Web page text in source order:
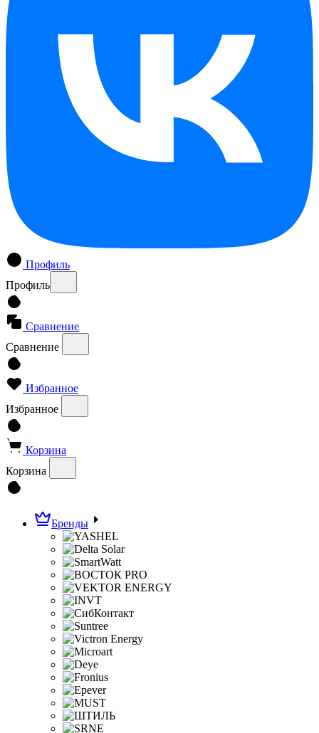
Профиль
Профиль
Сравнение
Сравнение
Избранное
Избранное
Корзина
Корзина
Бренды